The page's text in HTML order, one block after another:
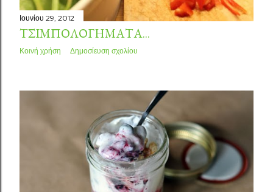
Ιουνίου 29, 2012
ΤΣΙΜΠΟΛΟΓΉΜΑΤΑ...
Κοινή χρήση Δημοσίευση σχολίου